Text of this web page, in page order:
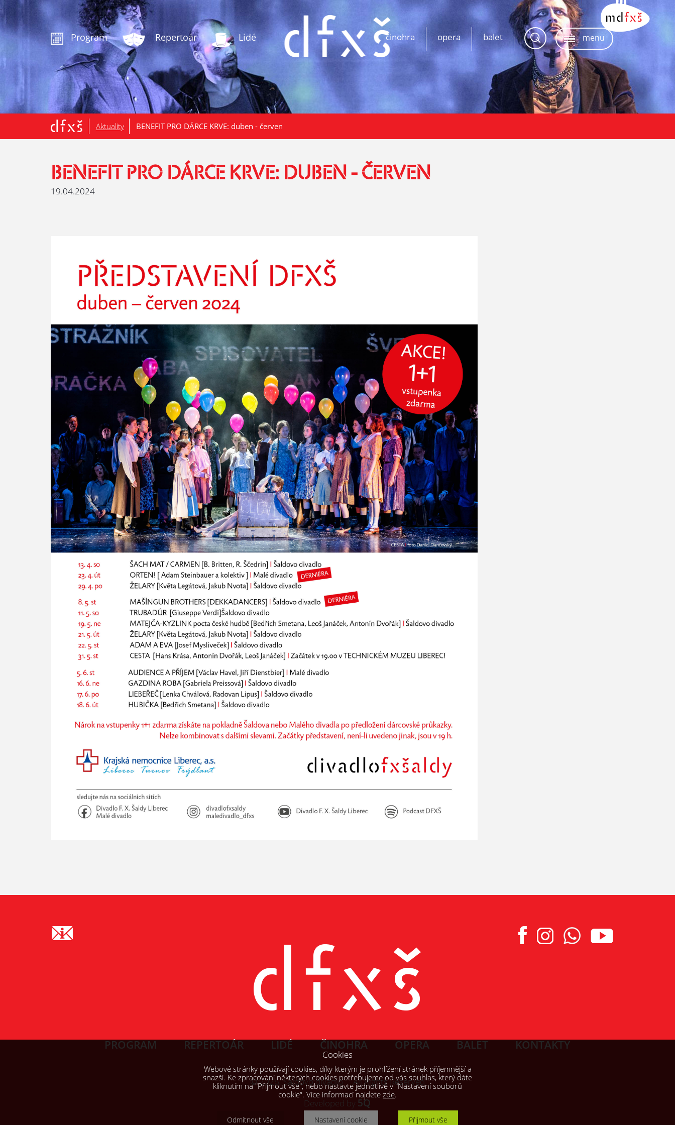
Program Repertoár Lidé menu
balet
opera
činohra
.
Aktuality BENEFIT PRO DÁRCE KRVE: duben - červen
BENEFIT PRO DÁRCE KRVE: DUBEN - ČERVEN
19.04.2024
PROGRAM REPERTOÁR LIDÉ ČINOHRA OPERA BALET KONTAKTY
© 2026, Šaldovo divadlo All Rights Reserved
Developed by 5Q
Cookies
Webové stránky používají cookies, díky kterým je prohlížení stránek příjemnější a
snazší. Ke zpracování některých cookies potřebujeme od vás souhlas, který dáte
kliknutím na "Přijmout vše", nebo nastavte jednotlivě v "Nastavení souborů
cookie“. Více informací najdete zde.
Odmítnout vše Nastavení cookie Přijmout vše